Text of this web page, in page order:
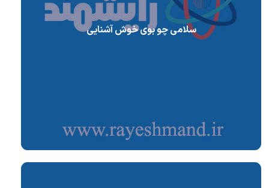
سلامی چو بوی خوش آشنایی